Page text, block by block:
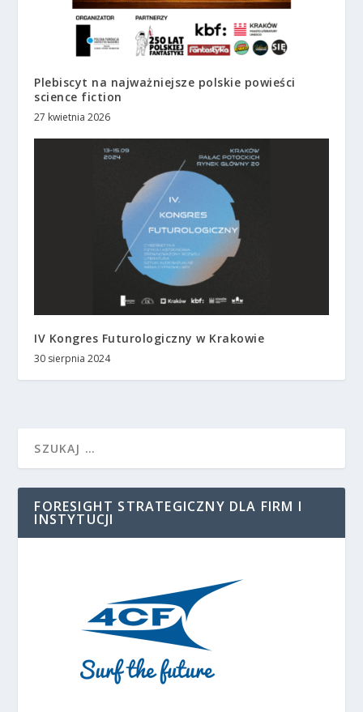
Plebiscyt na najważniejsze polskie powieści
science fiction
27 kwietnia 2026
IV Kongres Futurologiczny w Krakowie
30 sierpnia 2024
FORESIGHT STRATEGICZNY DLA FIRM I
INSTYTUCJI